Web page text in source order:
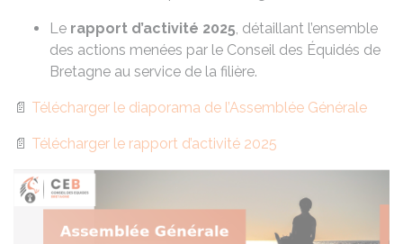
Le rapport d’activité 2025, détaillant l’ensemble
des actions menées par le Conseil des Équidés de
Bretagne au service de la filière.
📄 Télécharger le diaporama de l’Assemblée Générale
📄 Télécharger le rapport d’activité 2025